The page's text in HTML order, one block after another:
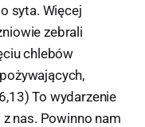
syta. Więcej
zebrali
chlebów
To wydarzenie
nas. Powinno nam